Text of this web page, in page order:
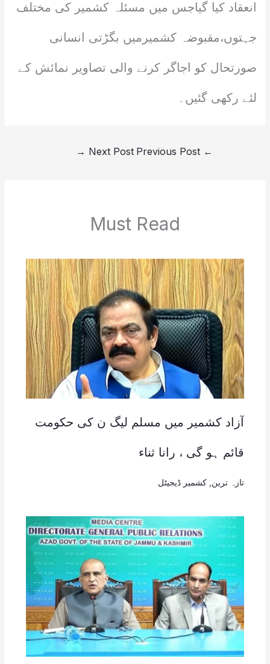
انعقاد کیا گیاجس میں مسئلہ کشمیر کی مختلف
جہتوں،مقبوضہ کشمیرمیں بگڑتی انسانی
صورتحال کو اجاگر کرنے والی تصاویر نمائش کے
لئے رکھی گئیں۔
←
Next Post
→
Must Read
آزاد کشمیر میں مسلم لیگ ن کی حکومت
قائم ہو گی ، رانا ثناء
تازہ ترین کشمیر ڈیجیٹل